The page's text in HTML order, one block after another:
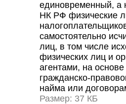
единовременный, а
НК РФ физические
самостоятельно
лиц, в том числе
физических лиц и
агентами, на
гражданско-
найма или
Размер: 37 КБ